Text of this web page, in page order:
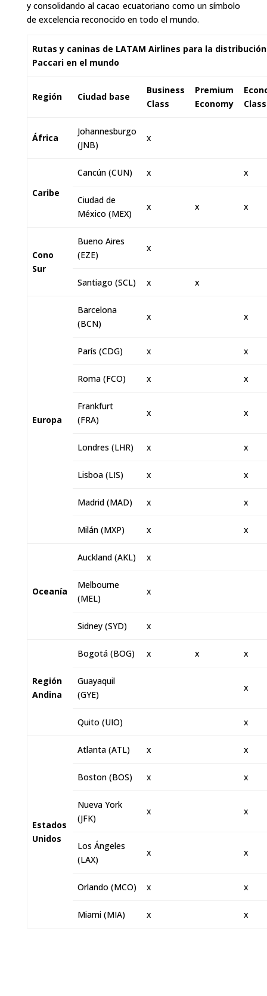
y consolidando al cacao ecuatoriano como un símbolo
de excelencia reconocido en todo el mundo.
Rutas y caninas de LATAM Airlines para la
Paccari en el mundo
Región Ciudad base
Business
Class
Premium
Economy
Class
África
Johannesburgo
(JNB)
x
Caribe
Cancún (CUN) x x
Ciudad de
México (MEX)
x x x
Cono
Sur
Bueno Aires
(EZE)
x
Santiago (SCL) x x
Europa
Barcelona
(BCN)
x x
París (CDG) x x
Roma (FCO) x x
Frankfurt
(FRA)
x x
Londres (LHR) x x
Lisboa (LIS) x x
Madrid (MAD) x x
Milán (MXP) x x
Oceanía
Auckland (AKL) x
Melbourne
(MEL)
x
Sidney (SYD) x
Región
Andina
Bogotá (BOG) x x x
Guayaquil
(GYE)
x
Quito (UIO) x
Estados
Unidos
Atlanta (ATL) x x
Boston (BOS) x x
Nueva York
(JFK)
x x
Los Ángeles
(LAX)
x x
Orlando (MCO) x x
Miami (MIA) x x